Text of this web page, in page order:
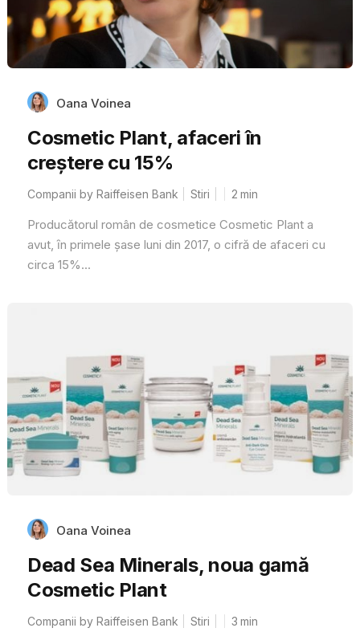
Oana Voinea
Cosmetic Plant, afaceri în
creştere cu 15%
Companii by Raiffeisen Bank Stiri 2 min
Producătorul român de cosmetice Cosmetic Plant a
avut, ȋn primele șase luni din 2017, o cifră de afaceri cu
circa 15%...
Oana Voinea
Dead Sea Minerals, noua gamă
Cosmetic Plant
Companii by Raiffeisen Bank Stiri 3 min